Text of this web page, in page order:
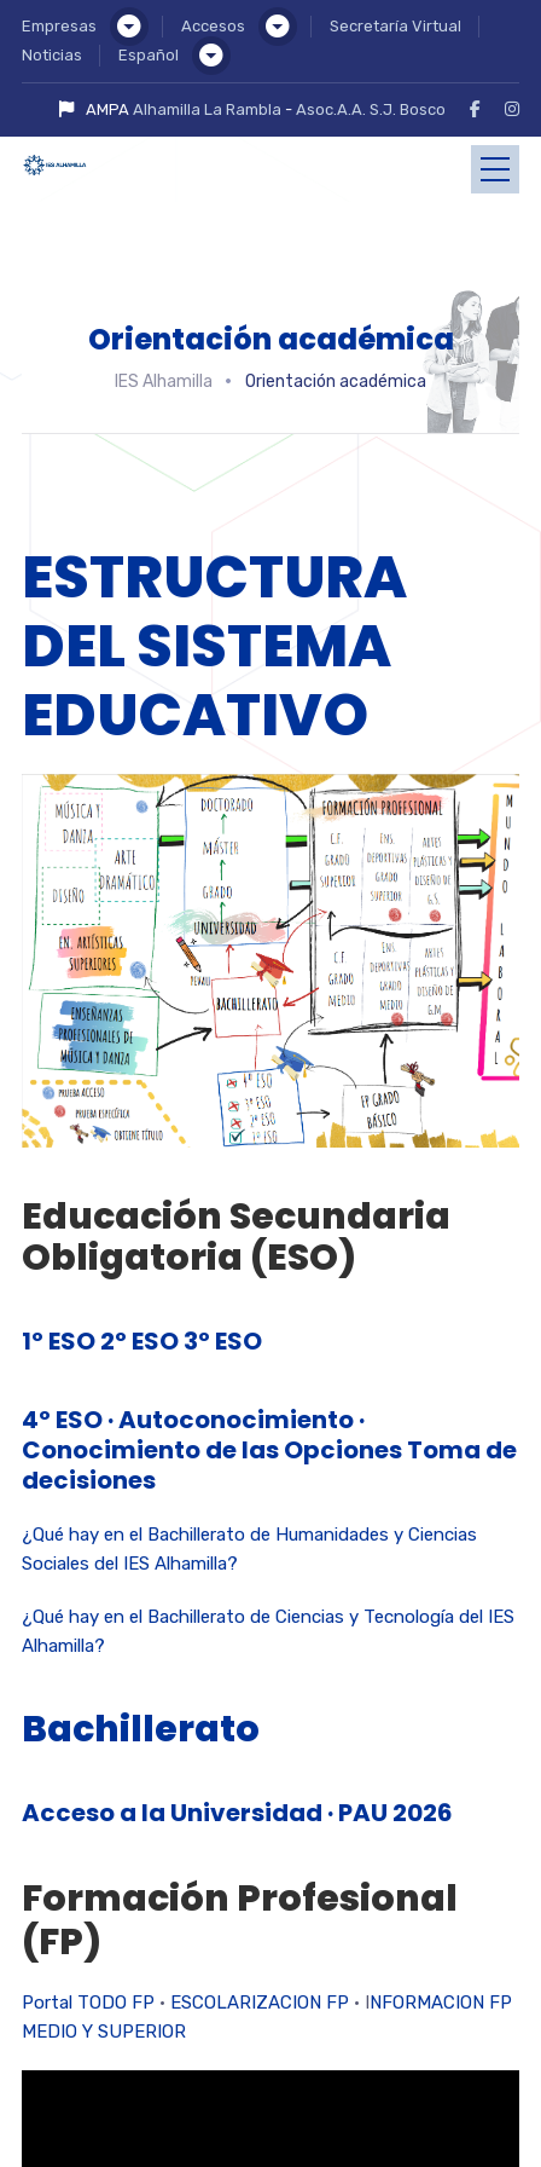
Empresas Accesos
Secretaría Virtual
Noticias
Español
AMPAAlhamilla La Rambla -Asoc.A.A. S.J. Bosco
Orientación académica
IES Alhamilla Orientación académica
ESTRUCTURA
DEL SISTEMA
EDUCATIVO
Educación Secundaria
Obligatoria (ESO)
1º ESO2º ESO3º ESO
4º ESO·Autoconocimiento·
Conocimiento de las OpcionesToma de
decisiones
¿Qué hay en el Bachillerato de Humanidades y Ciencias
Sociales del IES Alhamilla?
¿Qué hay en el Bachillerato de Ciencias y Tecnología del IES
Alhamilla?
Bachillerato
Acceso a la Universidad ·PAU 2026
Formación Profesional
(FP)
Portal TODO FP · ESCOLARIZACION FP · INFORMACION FP
MEDIO Y SUPERIOR